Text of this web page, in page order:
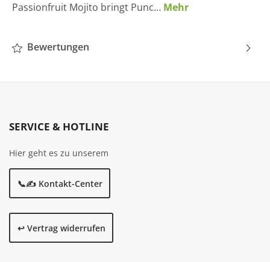
Passionfruit Mojito bringt Punc… Mehr
Bewertungen
SERVICE & HOTLINE
Hier geht es zu unserem
📞✍️ Kontakt-Center
↩️ Vertrag widerrufen